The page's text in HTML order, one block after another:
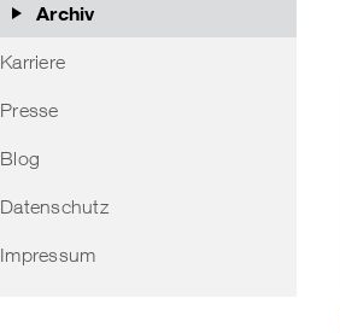
Archiv
Karriere
Presse
Blog
Datenschutz
Impressum